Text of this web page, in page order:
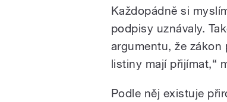
Každopádně si
podpisy uznávaly.
argumentu, že
listiny mají přijímat,“
Podle něj existuje